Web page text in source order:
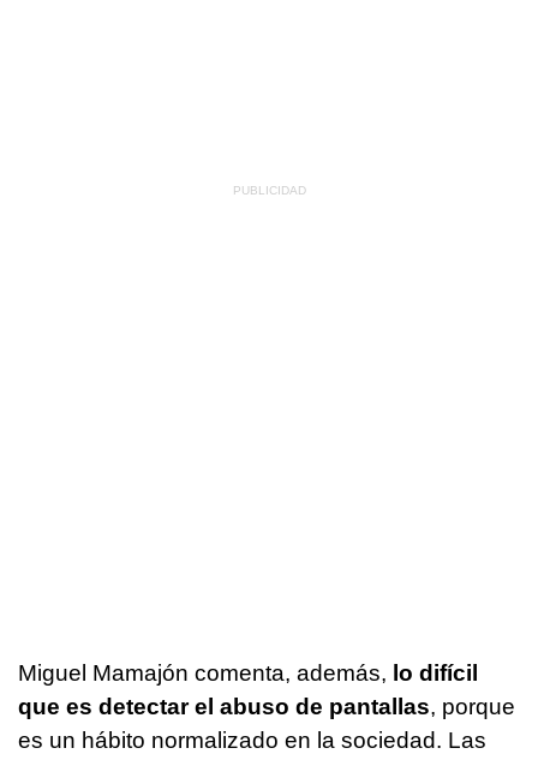
Miguel Mamajón comenta, además, lo difícil
que es detectar el abuso de pantallas, porque
es un hábito normalizado en la sociedad. Las